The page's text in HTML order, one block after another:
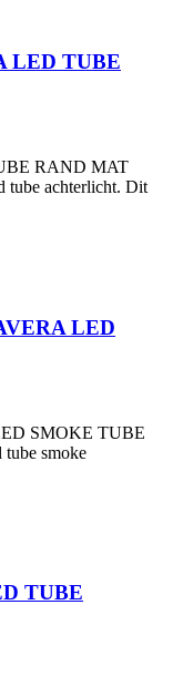
LED TUBE
RAND MAT
tube achterlicht. Dit
LED
SMOKE TUBE
smoke
TUBE